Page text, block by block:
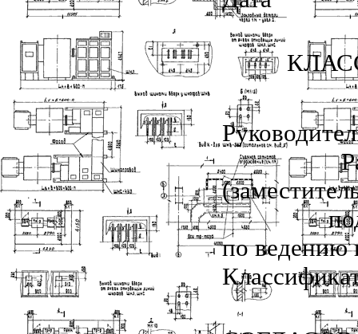
по ведению